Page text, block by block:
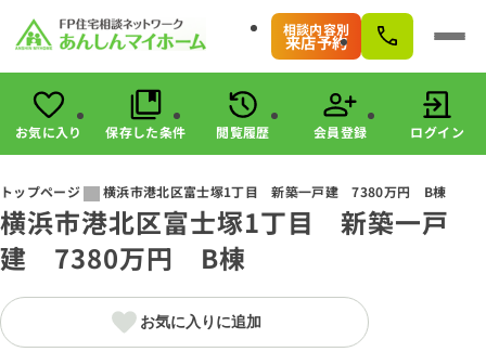
相談内容別
来店予約
会員登録 ログイン
物件検索
駅・路線から探す
こだわりから探す
未公開物件の探し方
お気に入り 保存した条件 閲覧履歴 会員登録 ログイン
トップページ 横浜市港北区富士塚1丁目 新築一戸建 7380万円 B棟
横浜市港北区富士塚1丁目 新築一戸
建 7380万円 B棟
お気に入りに追加